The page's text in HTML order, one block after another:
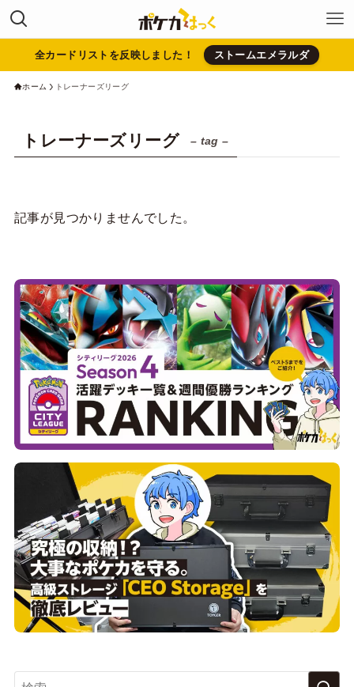
全カードリストを反映しました！ ストームエメラルダ
ホーム トレーナーズリーグ
トレーナーズリーグ – tag –
記事が見つかりませんでした。